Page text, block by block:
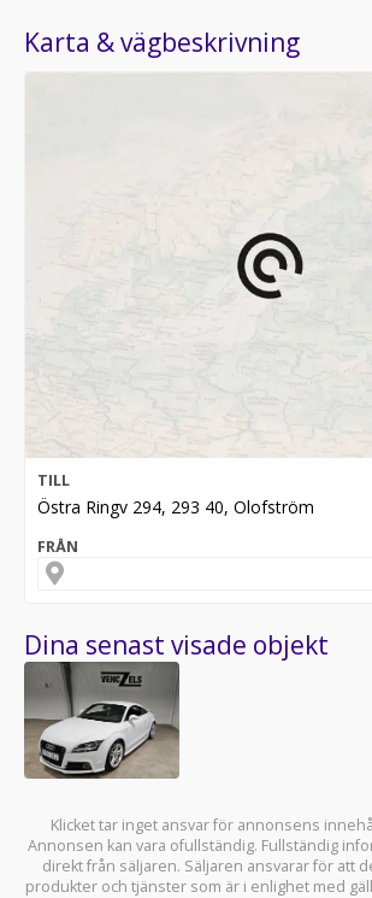
Karta & vägbeskrivning
TILL
Östra Ringv 294, 293 40, Olofström
FRÅN
Dina senast visade objekt
Klicket tar inget ansvar för annonsens
Annonsen kan vara ofullständig. Fullständig
direkt från säljaren. Säljaren ansvarar för att
produkter och tjänster som är i enlighet med